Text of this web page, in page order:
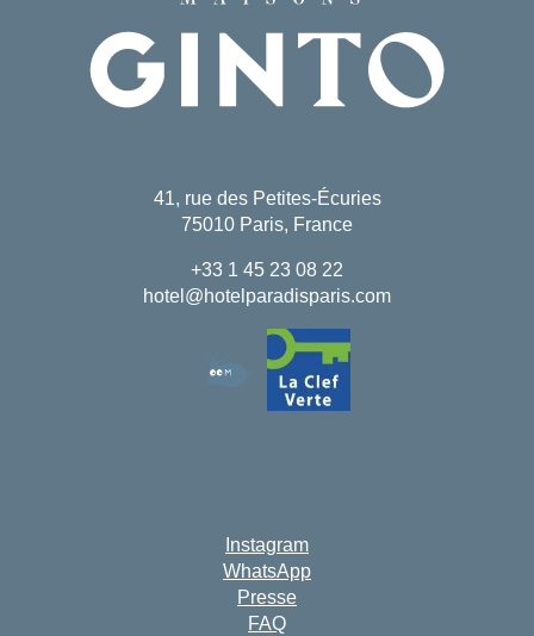
affluence à Paris. Vous y
trouvez également des offres
spéciales exclusives et des
conditions flexibles.
Instagram
WhatsApp
Presse
FAQ
41, rue des Petites-Écuries
75010 Paris, France
+33 1 45 23 08 22
hotel@hotelparadisparis.com